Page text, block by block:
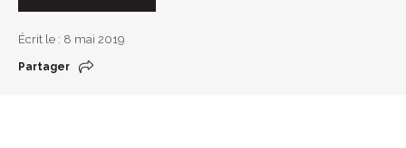
Écrit le : 8 mai 2019
Partager